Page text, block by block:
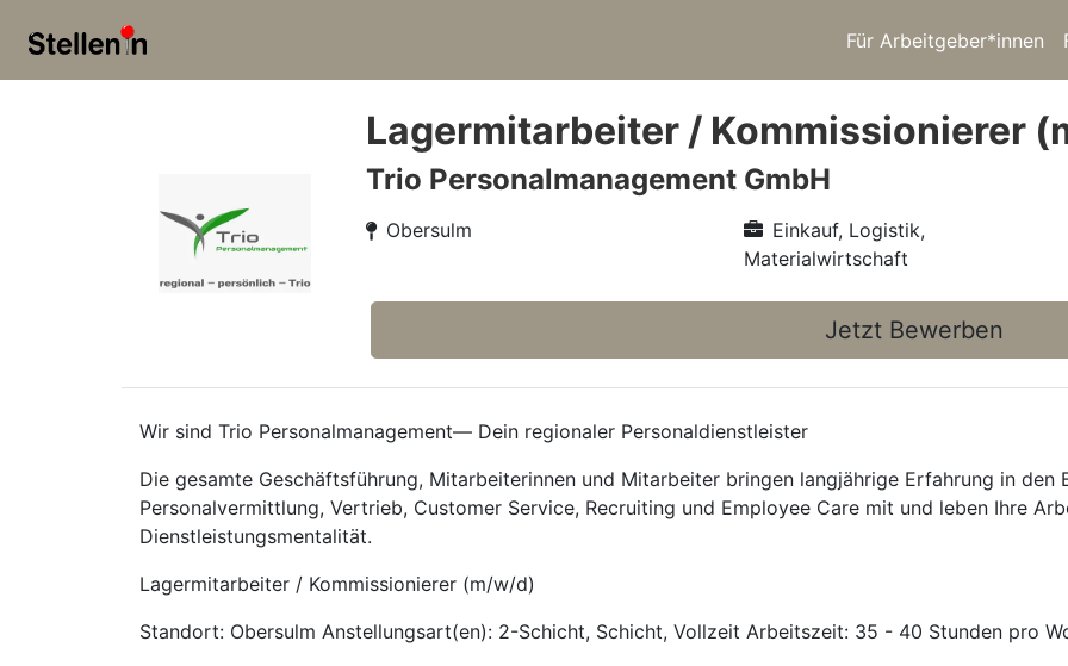
Für Arbeitgeber*innen
Lagermitarbeiter / Kommissionierer
Trio Personalmanagement GmbH
Obersulm
Einkauf, Logistik,
Materialwirtschaft
Jetzt Bewerben
Wir sind Trio Personalmanagement— Dein regionaler Personaldienstleister
Die gesamte Geschäftsführung, Mitarbeiterinnen und Mitarbeiter bringen langjährige Erfahrung in den
Personalvermittlung, Vertrieb, Customer Service, Recruiting und Employee Care mit und leben Ihre
Dienstleistungsmentalität.
Lagermitarbeiter / Kommissionierer (m/w/d)
Standort: Obersulm Anstellungsart(en): 2-Schicht, Schicht, Vollzeit Arbeitszeit: 35 - 40 Stunden pro